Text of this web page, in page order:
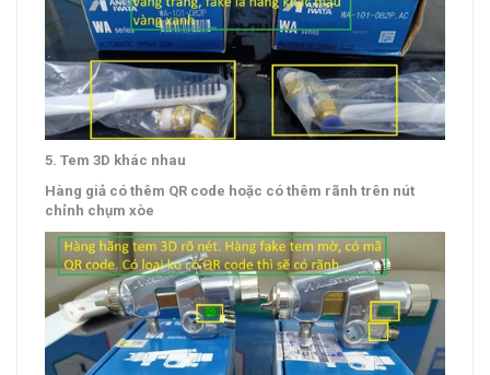
5. Tem 3D khác nhau
Hàng giả có thêm QR code hoặc có thêm rãnh trên nút
chỉnh chụm xòe